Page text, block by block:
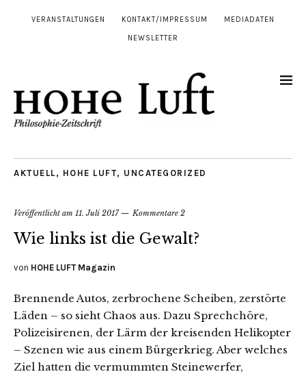
VERANSTALTUNGEN KONTAKT/IMPRESSUM MEDIADATEN
NEWSLETTER
AKTUELL , HOHE LUFT, UNCATEGORIZED
Veröffentlicht am 11. Juli 2017 Kommentare 2
Wie links ist die Gewalt?
von HOHE LUFT Magazin
Brennende Autos, zerbrochene Scheiben, zerstörte
Läden – so sieht Chaos aus. Dazu Sprechchöre,
Polizeisirenen, der Lärm der kreisenden Helikopter
– Szenen wie aus einem Bürgerkrieg. Aber welches
Ziel hatten die vermummten Steinewerfer,